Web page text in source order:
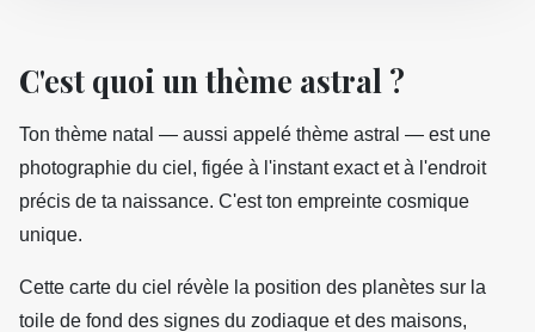
C'est quoi un thème astral ?
Ton thème natal — aussi appelé thème astral — est une
photographie du ciel, figée à l'instant exact et à l'endroit
précis de ta naissance. C'est ton empreinte cosmique
unique.
Cette carte du ciel révèle la position des planètes sur la
toile de fond des signes du zodiaque et des maisons,